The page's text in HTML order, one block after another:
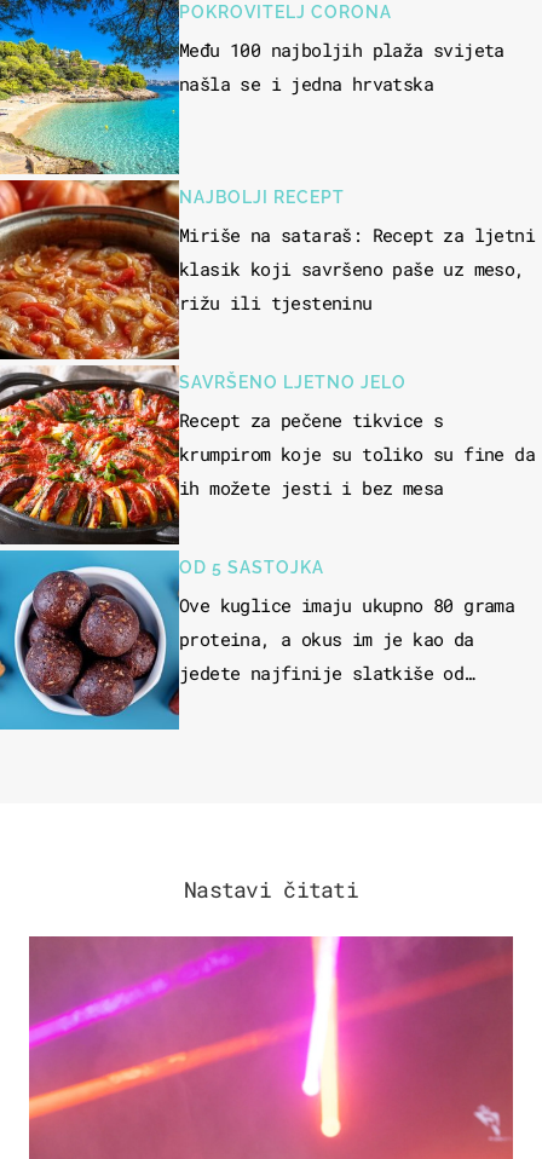
POKROVITELJ CORONA
Među 100 najboljih plaža svijeta
našla se i jedna hrvatska
NAJBOLJI RECEPT
Miriše na sataraš: Recept za ljetni
klasik koji savršeno paše uz meso,
rižu ili tjesteninu
SAVRŠENO LJETNO JELO
Recept za pečene tikvice s
krumpirom koje su toliko su fine da
ih možete jesti i bez mesa
OD 5 SASTOJKA
Ove kuglice imaju ukupno 80 grama
proteina, a okus im je kao da
jedete najfinije slatkiše od
Nastavi čitati
KULTURA & ZABAVA